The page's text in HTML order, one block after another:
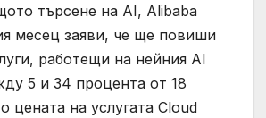
търсене на AI, Alibaba
месец заяви, че ще повиши
работещи на нейния AI
5 и 34 процента от 18
цената на услугата Cloud